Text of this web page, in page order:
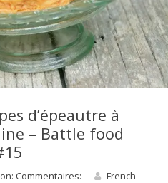
d’épeautre à
– Battle food
Commentaires:
French